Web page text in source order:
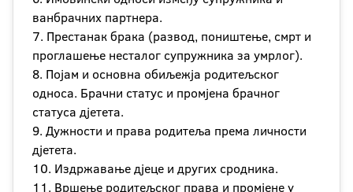
ванбрачних партнера.
7. Престанак брака (развод, поништење, смрт и
проглашење несталог супружника за умрлог).
8. Појам и основна обиљежја родитељског
односа. Брачни статус и промјена брачног
статуса дјетета.
9. Дужности и права родитеља према личности
дјетета.
10. Издржавање дјеце и других сродника.
11. Вршење родитељског права и промјене у